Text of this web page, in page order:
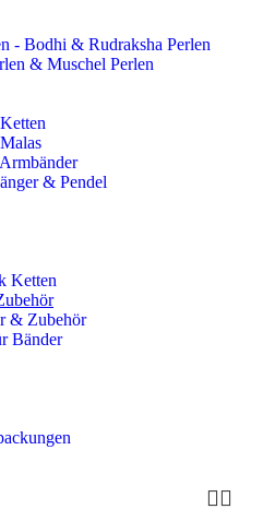
- Bodhi & Rudraksha Perlen
& Muschel Perlen
& Pendel
Ketten
& Zubehör
Bänder